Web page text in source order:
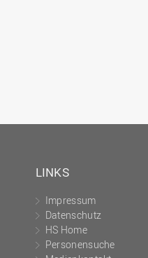
LINKS
Impressum
Datenschutz
HS Home
Personensuche